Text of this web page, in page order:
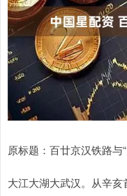
原标题：百廿京汉铁路与
大江大湖大武汉。从辛亥